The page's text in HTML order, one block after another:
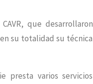
que desarrollaron
su totalidad su técnica
presta varios servicios